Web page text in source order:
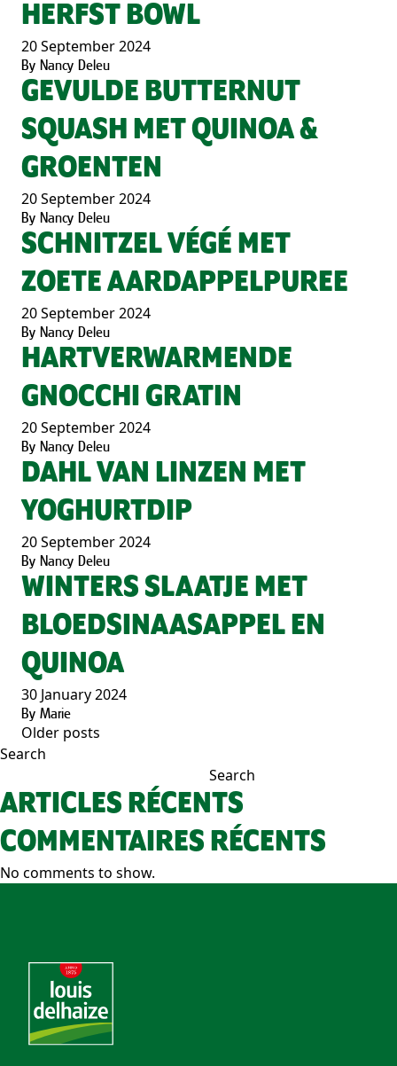
HERFST BOWL
20 September 2024
By Nancy Deleu
GEVULDE BUTTERNUT
SQUASH MET QUINOA &
GROENTEN
20 September 2024
By Nancy Deleu
SCHNITZEL VÉGÉ MET
ZOETE AARDAPPELPUREE
20 September 2024
By Nancy Deleu
HARTVERWARMENDE
GNOCCHI GRATIN
20 September 2024
By Nancy Deleu
DAHL VAN LINZEN MET
YOGHURTDIP
20 September 2024
By Nancy Deleu
WINTERS SLAATJE MET
BLOEDSINAASAPPEL EN
QUINOA
30 January 2024
By Marie
POSTS
NAVIGATION
Older posts
Search
Search
ARTICLES RÉCENTS
COMMENTAIRES RÉCENTS
No comments to show.